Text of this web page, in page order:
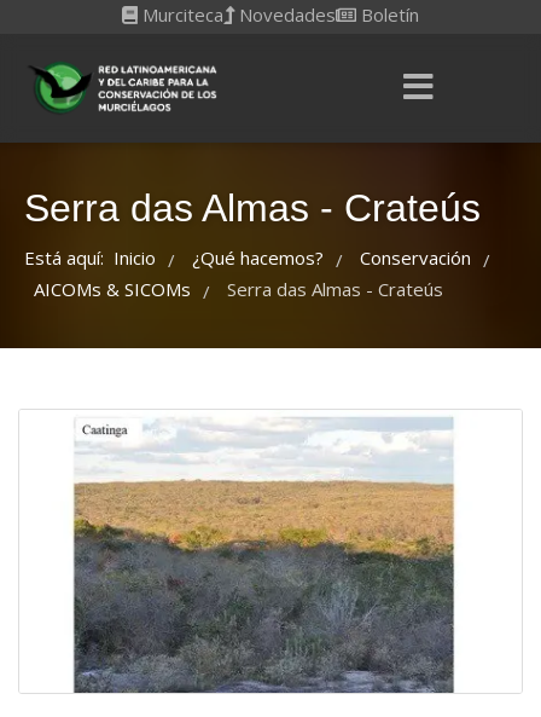
Murciteca Novedades Boletín
Serra das Almas - Crateús
Está aquí: Inicio / ¿Qué hacemos? / Conservación /
AICOMs & SICOMs / Serra das Almas - Crateús